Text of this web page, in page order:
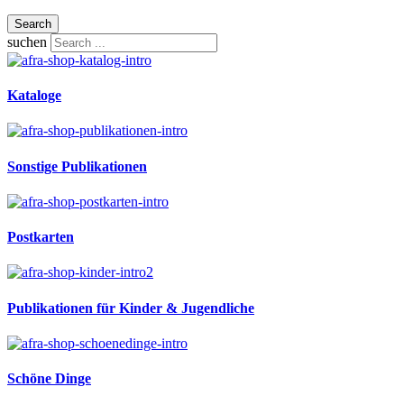
Search
suchen
Kataloge
Sonstige Publikationen
Postkarten
Publikationen für Kinder & Jugendliche
Schöne Dinge